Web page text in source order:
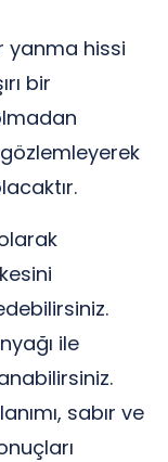
yanma hissi
bir
gözlemleyerek
ile
sabır ve